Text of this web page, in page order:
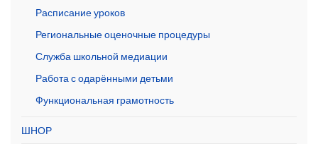
Расписание уроков
Региональные оценочные процедуры
Служба школьной медиации
Работа с одарёнными детьми
Функциональная грамотность
ШНОР